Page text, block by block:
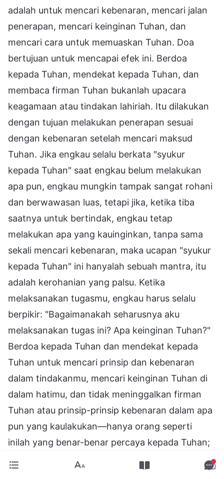
adalah untuk mencari kebenaran, mencari jalan
penerapan, mencari keinginan Tuhan, dan
mencari cara untuk memuaskan Tuhan. Doa
bertujuan untuk mencapai efek ini. Berdoa
kepada Tuhan, mendekat kepada Tuhan, dan
membaca firman Tuhan bukanlah upacara
keagamaan atau tindakan lahiriah. Itu dilakukan
dengan tujuan melakukan penerapan sesuai
dengan kebenaran setelah mencari maksud
Tuhan. Jika engkau selalu berkata "syukur
kepada Tuhan" saat engkau belum melakukan
apa pun, engkau mungkin tampak sangat rohani
dan berwawasan luas, tetapi jika, ketika tiba
saatnya untuk bertindak, engkau tetap
melakukan apa yang kauinginkan, tanpa sama
sekali mencari kebenaran, maka ucapan "syukur
kepada Tuhan" ini hanyalah sebuah mantra, itu
adalah kerohanian yang palsu. Ketika
melaksanakan tugasmu, engkau harus selalu
berpikir: "Bagaimanakah seharusnya aku
melaksanakan tugas ini? Apa keinginan Tuhan?"
Berdoa kepada Tuhan dan mendekat kepada
Tuhan untuk mencari prinsip dan kebenaran
dalam tindakanmu, mencari keinginan Tuhan di
dalam hatimu, dan tidak meninggalkan firman
Tuhan atau prinsip-prinsip kebenaran dalam apa
pun yang kaulakukan—hanya orang seperti
inilah yang benar-benar percaya kepada Tuhan;